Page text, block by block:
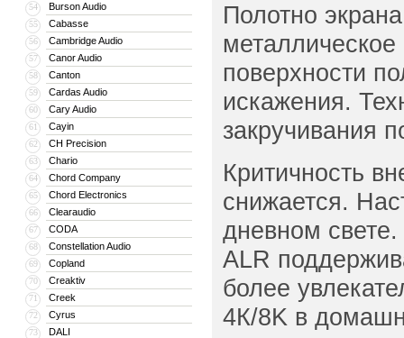
54 Burson Audio
55 Cabasse
56 Cambridge Audio
57 Canor Audio
58 Canton
59 Cardas Audio
60 Cary Audio
61 Cayin
62 CH Precision
63 Chario
64 Chord Company
65 Chord Electronics
66 Clearaudio
67 CODA
68 Constellation Audio
69 Copland
70 Creaktiv
71 Creek
72 Cyrus
73 DALI
Полотно
поверхности
искажения.
закручивания
Критичность
снижается.
дневном
ALR
более
4К/8K в